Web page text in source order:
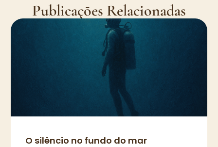
Publicações Relacionadas
O silêncio no fundo do mar